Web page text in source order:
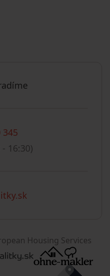
345
16:30)
Housing Services